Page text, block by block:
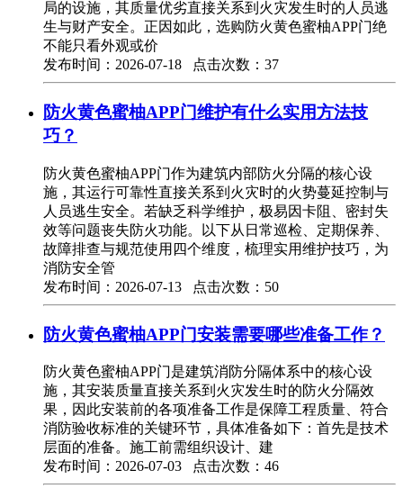
局的设施，其质量优劣直接关系到火灾发生时的人员逃
生与财产安全。正因如此，选购防火黄色蜜柚APP门绝
不能只看外观或价
发布时间：2026-07-18 点击次数：37
防火黄色蜜柚APP门维护有什么实用方法技
巧？
防火黄色蜜柚APP门作为建筑内部防火分隔的核心设
施，其运行可靠性直接关系到火灾时的火势蔓延控制与
人员逃生安全。若缺乏科学维护，极易因卡阻、密封失
效等问题丧失防火功能。以下从日常巡检、定期保养、
故障排查与规范使用四个维度，梳理实用维护技巧，为
消防安全管
发布时间：2026-07-13 点击次数：50
防火黄色蜜柚APP门安装需要哪些准备工作？
防火黄色蜜柚APP门是建筑消防分隔体系中的核心设
施，其安装质量直接关系到火灾发生时的防火分隔效
果，因此安装前的各项准备工作是保障工程质量、符合
消防验收标准的关键环节，具体准备如下：首先是技术
层面的准备。施工前需组织设计、建
发布时间：2026-07-03 点击次数：46